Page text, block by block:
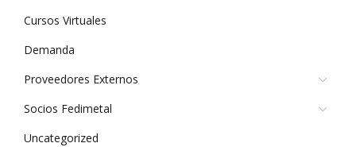
Cursos Virtuales
Demanda
Proveedores Externos
Socios Fedimetal
Uncategorized